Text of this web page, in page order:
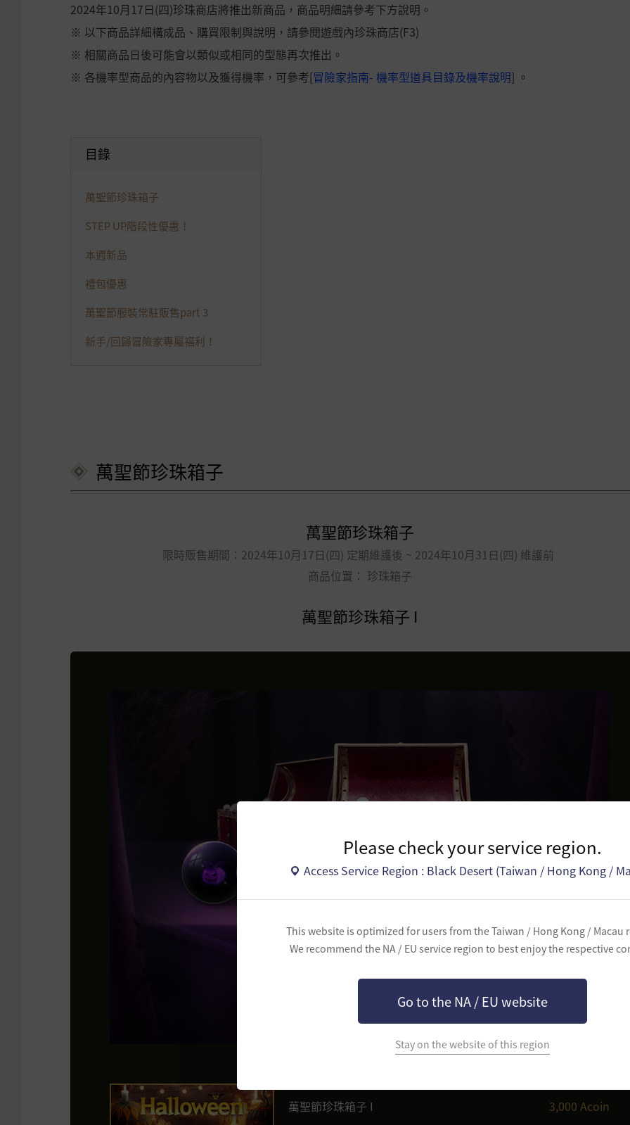
Please check your service region.
Access Service Region : Black Desert (Taiwan / Hong Kong /
This website is optimized for users from the Taiwan / Hong Kong / Macau
We recommend the NA / EU service region to best enjoy the respective
Go to the NA / EU website
Stay on the website of this region
2024年10月17日(四)珍珠商店將推出新商品，商品明細請參考下方說明。
※ 以下商品詳細構成品、購買限制與說明，請參閱遊戲內珍珠商店(F3)
※ 相關商品日後可能會以類似或相同的型態再次推出。
※ 各機率型商品的內容物以及獲得機率，可參考[冒險家指南- 機率型道具目錄及機率說明] 。
目錄
萬聖節珍珠箱子
STEP UP階段性優惠！
本週新品
禮包優惠
萬聖節服裝常駐販售part 3
新手/回歸冒險家專屬福利！
萬聖節珍珠箱子
萬聖節珍珠箱子
限時販售期間：2024年10月17日(四) 定期維護後 ~ 2024年10月31日(四) 維護前
商品位置： 珍珠箱子
萬聖節珍珠箱子 I
萬聖節珍珠箱子 I 3,000 Acoin